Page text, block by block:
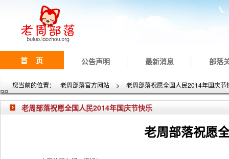
首 页 公告声明 最新消息 部落
您当前的位置： 老周部落官方网站 > 老周部落祝愿全国人民2014年国庆节
老周部落祝愿全国人民2014年国庆节快乐
老周部落祝愿